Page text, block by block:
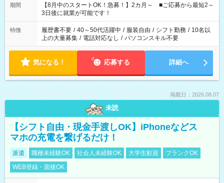
「できれば残業はしたくない」 など、ご希望を教えてください
ね。 ※Wワーク希望の方へ 今ご覧のお仕事で希望する勤務時間
と、もう1つのお仕事の勤務時間。 合計で週40時間を超える場
合は応募できません。
期間
【8月中のスタートOK！急募！】2カ月～ ■ご応募から最短2～
3日後に就業が可能です！
特徴 履歴書不要 / 40～50代活躍中 / 服装自由 / シフト勤務 / 10名以
上の大量募集 / 電話対応なし / パソコンスキル不要
気になる！ 応募する 詳細へ
掲載日：2026.08.07
未読
【シフト自由・現金手渡しOK】iPhoneなどス
マホの充電を繋げるだけ！
派遣 職種未経験OK 社会人未経験OK 大学生歓迎
ブランクOK
WEB登録・面接OK